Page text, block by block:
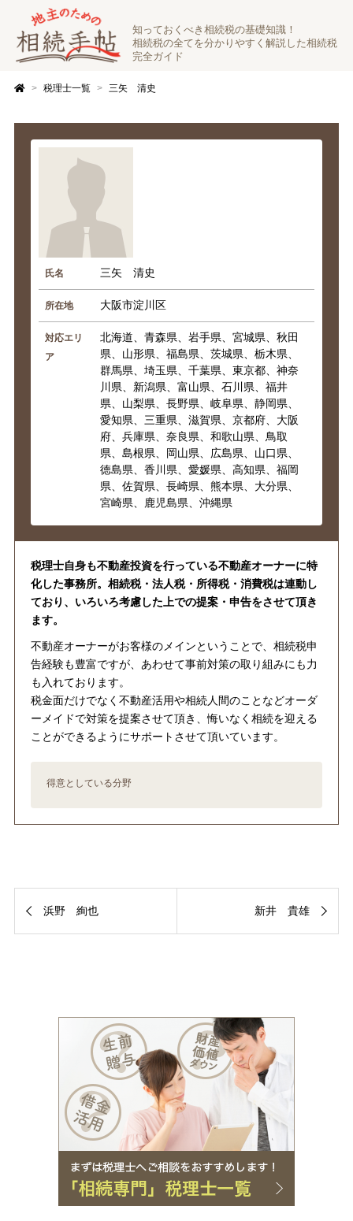
知っておくべき相続税の基礎知識！
相続税の全てを分かりやすく解説した相続税
完全ガイド
税理士一覧 三矢 清史
氏名 三矢 清史
所在地 大阪市淀川区
対応エリ
ア
北海道、青森県、岩手県、宮城県、秋田
県、山形県、福島県、茨城県、栃木県、
群馬県、埼玉県、千葉県、東京都、神奈
川県、新潟県、富山県、石川県、福井
県、山梨県、長野県、岐阜県、静岡県、
愛知県、三重県、滋賀県、京都府、大阪
府、兵庫県、奈良県、和歌山県、鳥取
県、島根県、岡山県、広島県、山口県、
徳島県、香川県、愛媛県、高知県、福岡
県、佐賀県、長崎県、熊本県、大分県、
宮崎県、鹿児島県、沖縄県
税理士自身も不動産投資を行っている不動産オーナーに特
化した事務所。相続税・法人税・所得税・消費税は連動し
ており、いろいろ考慮した上での提案・申告をさせて頂き
ます。
不動産オーナーがお客様のメインということで、相続税申
告経験も豊富ですが、あわせて事前対策の取り組みにも力
も入れております。
税金面だけでなく不動産活用や相続人間のことなどオーダ
ーメイドで対策を提案させて頂き、悔いなく相続を迎える
ことができるようにサポートさせて頂いています。
得意としている分野
浜野 絢也 新井 貴雄